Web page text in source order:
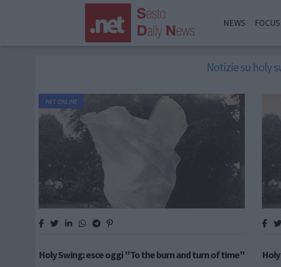
NEWS FOCUS
Notizie su holy
.NET ONLINE
Holy Swing: esce oggi "To the burn and turn of time"